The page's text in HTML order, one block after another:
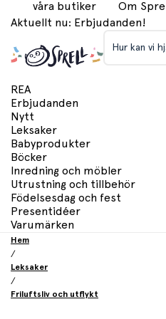
våra butiker Om Sprell
Aktuellt nu: Erbjudanden!
Hur kan vi
REA
Erbjudanden
Nytt
Leksaker
Babyprodukter
Böcker
Inredning och möbler
Utrustning och tillbehör
Födelsesdag och fest
Presentidéer
Varumärken
Hem
/
Leksaker
/
Friluftsliv och utflykt